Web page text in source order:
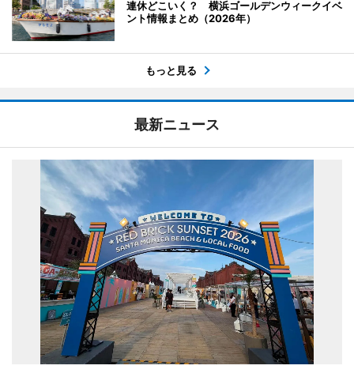
連休どこいく？ 横浜ゴールデンウィークイベ
ント情報まとめ（2026年）
もっと見る
最新ニュース